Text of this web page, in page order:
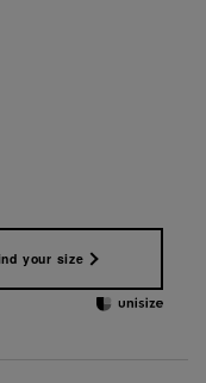
your size